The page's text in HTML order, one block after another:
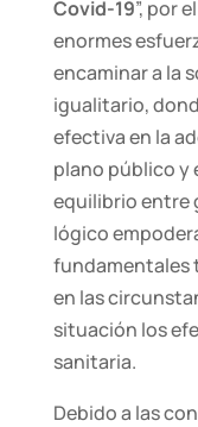
Covid-19”, por
enormes
encaminar a la
igualitario,
efectiva en la
plano público y
equilibrio entre
lógico
fundamentales
en las
situación los
sanitaria.
Debido a las